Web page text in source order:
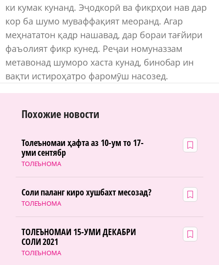
ки кумак кунанд. Эҷодкорӣ ва фикрҳои нав дар
кор ба шумо муваффақият меоранд. Агар
меҳнататон қадр нашавад, дар бораи тағйири
фаъолият фикр кунед. Реҷаи номуназзам
метавонад шуморо хаста кунад, бинобар ин
вақти истироҳатро фаромӯш насозед.
Похожие новости
ТОЛЕЪНОМА
Толеъномаи ҳафта аз 10-ум то 17-
уми сентябр
ТОЛЕЪНОМА
Соли паланг киро хушбахт месозад?
ТОЛЕЪНОМА
ТОЛЕЪНОМАИ 15-УМИ ДЕКАБРИ
СОЛИ 2021